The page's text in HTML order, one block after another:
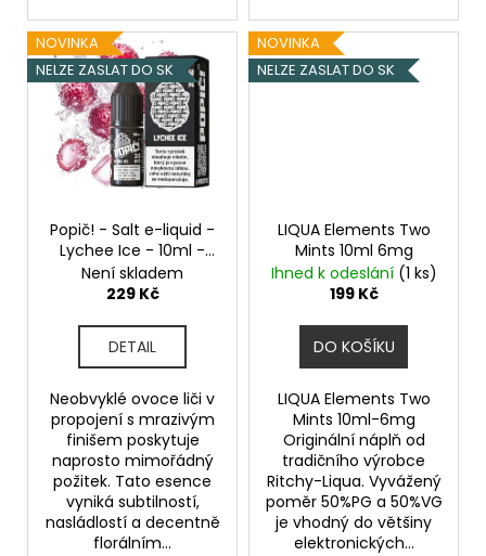
NOVINKA
NELZE ZASLAT DO SK
Popič! - Salt e-liquid -
Lychee Ice - 10ml -
20mgChladivé Liči
Není skladem
229 Kč
DETAIL
Neobvyklé ovoce liči v
propojení s mrazivým
finišem poskytuje
naprosto mimořádný
požitek. Tato esence
vyniká subtilností,
nasládlostí a decentně
florálním...
NOVINKA
NELZE ZASLAT DO SK
LIQUA Elements Two
Mints 10ml 6mg
Ihned k odeslání (1 ks)
199 Kč
DO KOŠÍKU
LIQUA Elements Two
Mints 10ml-6mg
Originální náplň od
tradičního výrobce
Ritchy-Liqua. Vyvážený
poměr 50%PG a 50%VG
je vhodný do většiny
elektronických...